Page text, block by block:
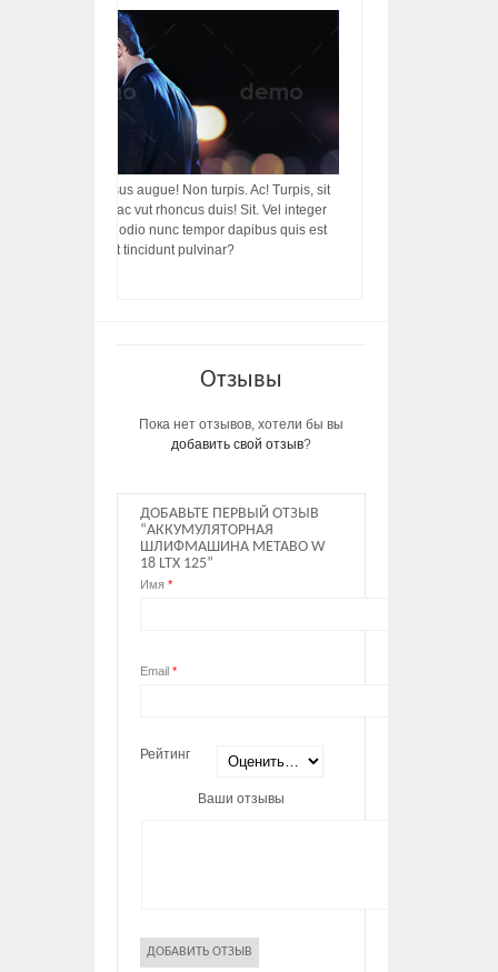
integer! Risus augue! Non turpis. Ac! Turpis, sit
rhoncus porttitor ac vut rhoncus duis! Sit. Vel integer
ut diam porttitor odio nunc tempor dapibus quis est
dictumst, vel amet tincidunt pulvinar?
Отзывы
Пока нет отзывов, хотели бы вы
добавить свой отзыв?
ДОБАВЬТЕ ПЕРВЫЙ ОТЗЫВ
“АККУМУЛЯТОРНАЯ
ШЛИФМАШИНА METABO W
18 LTX 125”
Имя *
Email *
Рейтинг
Ваши отзывы